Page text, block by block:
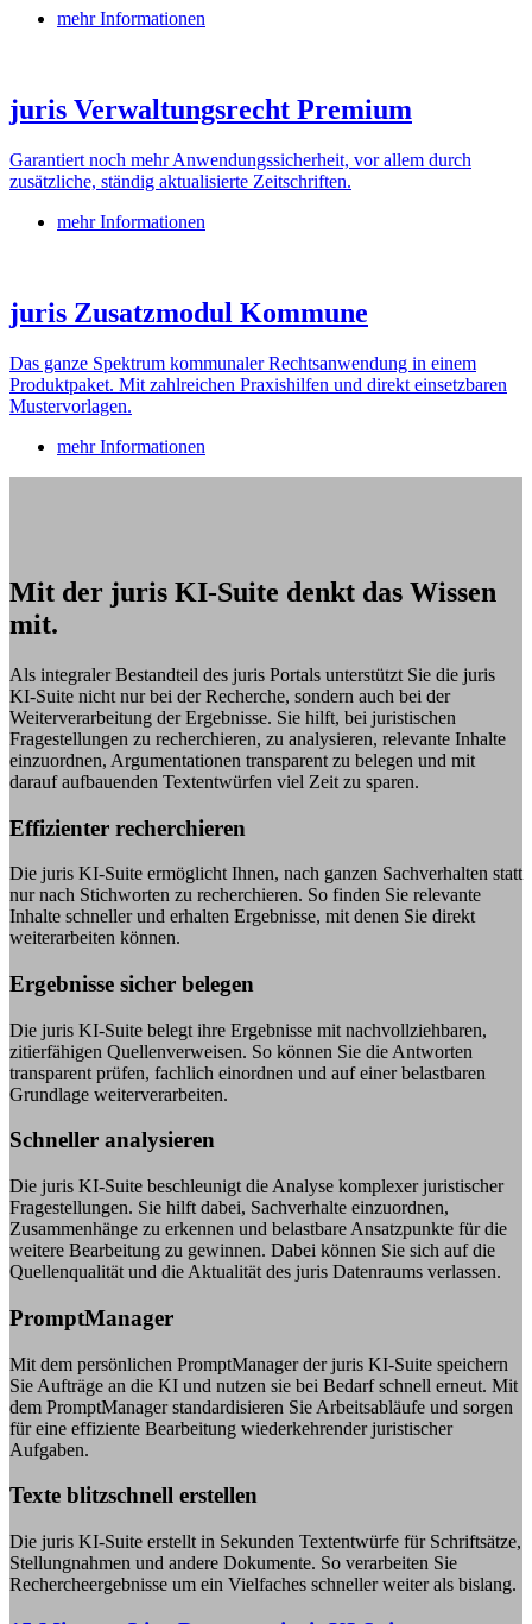
mehr Informationen
juris Verwaltungsrecht Premium
Garantiert noch mehr Anwendungssicherheit, vor allem durch
zusätzliche, ständig aktualisierte Zeitschriften.
mehr Informationen
juris Zusatzmodul Kommune
Das ganze Spektrum kommunaler Rechtsanwendung in einem
Produktpaket. Mit zahlreichen Praxishilfen und direkt einsetzbaren
Mustervorlagen.
mehr Informationen
Mit der juris KI-Suite denkt das Wissen
mit.
Als integraler Bestandteil des juris Portals unterstützt Sie die juris
KI-Suite nicht nur bei der Recherche, sondern auch bei der
Weiterverarbeitung der Ergebnisse. Sie hilft, bei juristischen
Fragestellungen zu recherchieren, zu analysieren, relevante Inhalte
einzuordnen, Argumentationen transparent zu belegen und mit
darauf aufbauenden Textentwürfen viel Zeit zu sparen.
Effizienter recherchieren
Die juris KI-Suite ermöglicht Ihnen, nach ganzen Sachverhalten statt
nur nach Stichworten zu recherchieren. So finden Sie relevante
Inhalte schneller und erhalten Ergebnisse, mit denen Sie direkt
weiterarbeiten können.
Ergebnisse sicher belegen
Die juris KI-Suite belegt ihre Ergebnisse mit nachvollziehbaren,
zitierfähigen Quellenverweisen. So können Sie die Antworten
transparent prüfen, fachlich einordnen und auf einer belastbaren
Grundlage weiterverarbeiten.
Schneller analysieren
Die juris KI-Suite beschleunigt die Analyse komplexer juristischer
Fragestellungen. Sie hilft dabei, Sachverhalte einzuordnen,
Zusammenhänge zu erkennen und belastbare Ansatzpunkte für die
weitere Bearbeitung zu gewinnen. Dabei können Sie sich auf die
Quellenqualität und die Aktualität des juris Datenraums verlassen.
PromptManager
Mit dem persönlichen PromptManager der juris KI-Suite speichern
Sie Aufträge an die KI und nutzen sie bei Bedarf schnell erneut. Mit
dem PromptManager standardisieren Sie Arbeitsabläufe und sorgen
für eine effiziente Bearbeitung wiederkehrender juristischer
Aufgaben.
Texte blitzschnell erstellen
Die juris KI-Suite erstellt in Sekunden Textentwürfe für Schriftsätze,
Stellungnahmen und andere Dokumente. So verarbeiten Sie
Rechercheergebnisse um ein Vielfaches schneller weiter als bislang.